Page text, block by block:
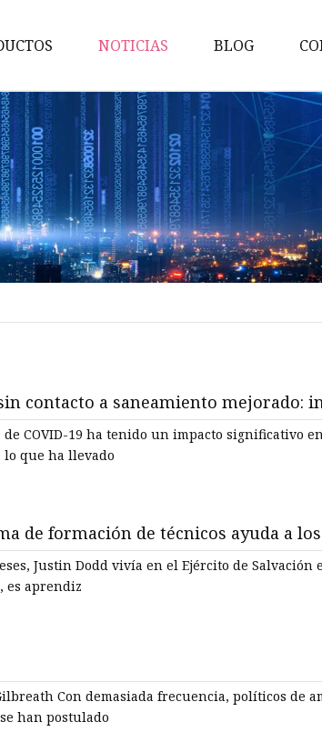
de saneamiento
de
semirremolque
de agua
volcado
barredor
de plataforma
de succión de aguas
de plataforma
NOTICIAS BLOG
contacto a saneamiento mejorado:
en medio de COVID
de COVID-19 ha tenido un impacto significativo
lo que ha llevado
de formación de técnicos ayuda a
Justin Dodd vivía en el Ejército de Salvación
es aprendiz
Con demasiada frecuencia, políticos de
han postulado